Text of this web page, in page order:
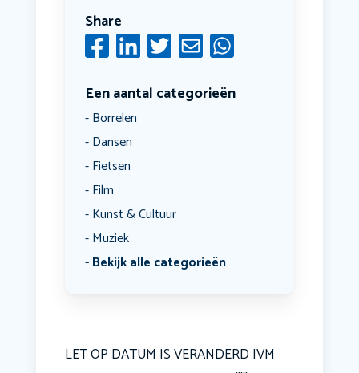
Share
Een aantal categorieën
Borrelen
Dansen
Fietsen
Film
Kunst & Cultuur
Muziek
Bekijk alle categorieën
LET OP DATUM IS VERANDERD IVM